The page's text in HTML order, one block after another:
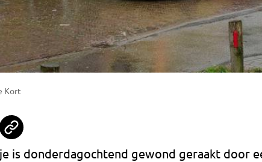
Kort
is donderdagochtend gewond geraakt door